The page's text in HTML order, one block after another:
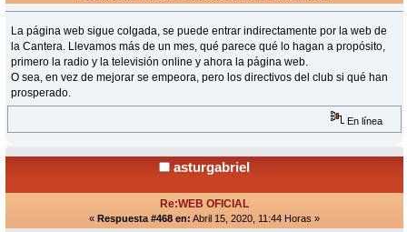
La página web sigue colgada, se puede entrar indirectamente por la web de
la Cantera. Llevamos más de un mes, qué parece qué lo hagan a propósito,
primero la radio y la televisión online y ahora la página web.
O sea, en vez de mejorar se empeora, pero los directivos del club si qué han
prosperado.
En línea
asturgabriel
Re:WEB OFICIAL
« Respuesta #468 en: Abril 15, 2020, 11:44 Horas »